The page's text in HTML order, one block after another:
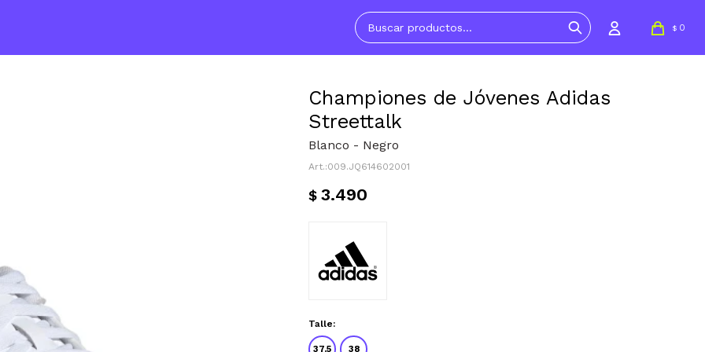
$ 0
Championes de Jóvenes Adidas
Streettalk
Blanco - Negro
009.JQ614602001
$ 3.490
Talle:
37.5 38